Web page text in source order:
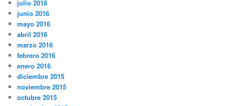
julio 2016
junio 2016
mayo 2016
abril 2016
marzo 2016
febrero 2016
enero 2016
diciembre 2015
noviembre 2015
octubre 2015